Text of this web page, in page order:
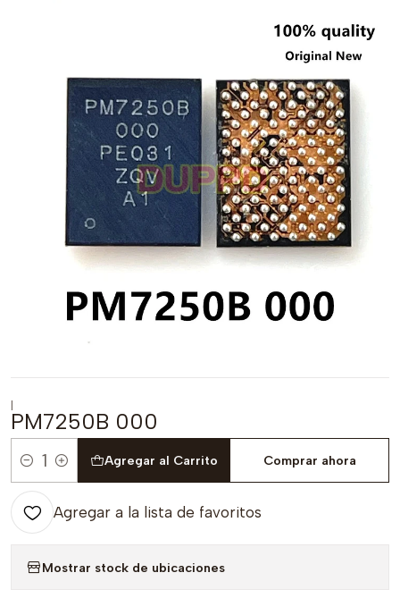
|
PM7250B 000
Cantidad
Agregar al Carrito Comprar ahora
Agregar a la lista de favoritos
Mostrar stock de ubicaciones